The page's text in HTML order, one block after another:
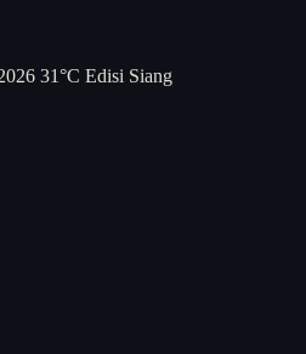
31°C Edisi Siang